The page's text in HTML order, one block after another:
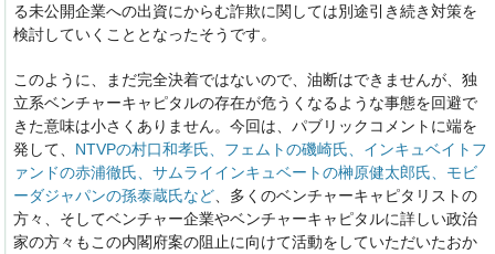
る未公開企業への出資にからむ詐欺に関しては別途引き続き対策を
検討していくこととなったそうです。
このように、まだ完全決着ではないので、油断はできませんが、独
立系ベンチャーキャピタルの存在が危うくなるような事態を回避で
きた意味は小さくありません。今回は、パブリックコメントに端を
発して、 NTVPの村口和孝氏、フェムトの磯崎氏、インキュベイトフ
ァンドの赤浦徹氏、サムライインキュベートの榊原健太郎氏、モビ
ーダジャパンの孫泰蔵氏など 、多くのベンチャーキャピタリストの
方々、そしてベンチャー企業やベンチャーキャピタルに詳しい政治
家の方々もこの内閣府案の阻止に向けて活動をしていただいたおか